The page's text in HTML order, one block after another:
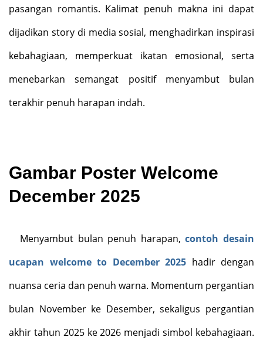
pasangan romantis. Kalimat penuh makna ini dapat
dijadikan story di media sosial, menghadirkan inspirasi
kebahagiaan, memperkuat ikatan emosional, serta
menebarkan semangat positif menyambut bulan
terakhir penuh harapan indah.
Gambar Poster Welcome
December 2025
Menyambut bulan penuh harapan,contoh desain
ucapan welcome to December 2025 hadir dengan
nuansa ceria dan penuh warna. Momentum pergantian
bulan November ke Desember, sekaligus pergantian
akhir tahun 2025 ke 2026 menjadi simbol kebahagiaan.